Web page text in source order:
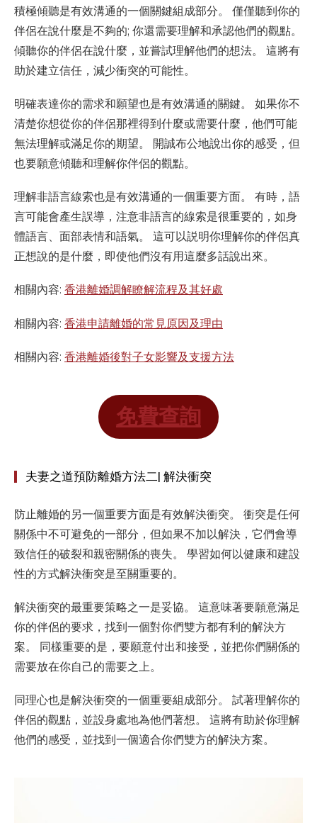
積極傾聽是有效溝通的一個關鍵組成部分。 僅僅聽到你的
伴侶在說什麼是不夠的; 你還需要理解和承認他們的觀點。
傾聽你的伴侶在說什麼，並嘗試理解他們的想法。 這將有
助於建立信任，減少衝突的可能性。
明確表達你的需求和願望也是有效溝通的關鍵。 如果你不
清楚你想從你的伴侶那裡得到什麼或需要什麼，他們可能
無法理解或滿足你的期望。 開誠布公地說出你的感受，但
也要願意傾聽和理解你伴侶的觀點。
理解非語言線索也是有效溝通的一個重要方面。 有時，語
言可能會產生誤導，注意非語言的線索是很重要的，如身
體語言、面部表情和語氣。 這可以説明你理解你的伴侶真
正想說的是什麼，即使他們沒有用這麼多話說出來。
相關內容: 香港離婚調解瞭解流程及其好處
相關內容: 香港申請離婚的常見原因及理由
相關內容: 香港離婚後對子女影響及支援方法
免費查詢
夫妻之道預防離婚方法二| 解決衝突
防止離婚的另一個重要方面是有效解決衝突。 衝突是任何
關係中不可避免的一部分，但如果不加以解決，它們會導
致信任的破裂和親密關係的喪失。 學習如何以健康和建設
性的方式解決衝突是至關重要的。
解決衝突的最重要策略之一是妥協。 這意味著要願意滿足
你的伴侶的要求，找到一個對你們雙方都有利的解決方
案。 同樣重要的是，要願意付出和接受，並把你們關係的
需要放在你自己的需要之上。
同理心也是解決衝突的一個重要組成部分。 試著理解你的
伴侶的觀點，並設身處地為他們著想。 這將有助於你理解
他們的感受，並找到一個適合你們雙方的解決方案。